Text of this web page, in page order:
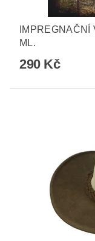
ML.
290 Kč